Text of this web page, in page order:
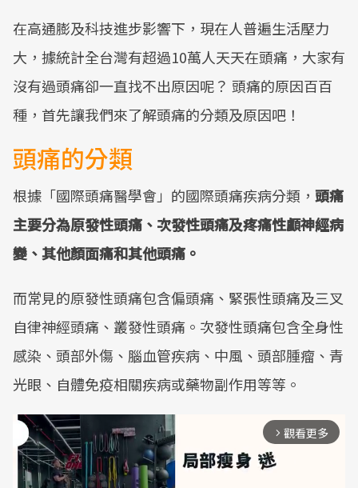
在高通膨及科技進步影響下，現在人普遍生活壓力
大，據統計全台灣有超過10萬人天天在頭痛，大家有
沒有過頭痛卻一直找不出原因呢？ 頭痛的原因百百
種，首先讓我們來了解頭痛的分類及原因吧！
頭痛的分類
根據「國際頭痛醫學會」的國際頭痛疾病分類， 頭痛
主要分為原發性頭痛、次發性頭痛及疼痛性顱神經病
變、其他顏面痛和其他頭痛。
而常見的原發性頭痛包含偏頭痛、緊張性頭痛及三叉
自律神經頭痛、叢發性頭痛。次發性頭痛包含全身性
感染、頭部外傷、腦血管疾病、中風、頭部腫瘤、青
光眼、自體免疫相關疾病或藥物副作用等等。
arrow_forward_ios 觀看更多